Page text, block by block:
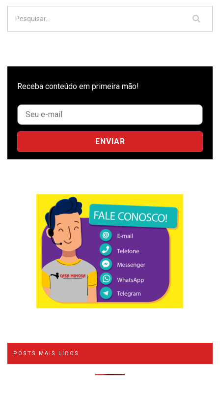
Receba conteúdo em primeira mão!
POSTS MAIS LIDOS